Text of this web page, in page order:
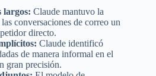
largos: Claude mantuvo la
conversaciones de correo un
directo.
Claude identificó
de manera informal en el
gran precisión.